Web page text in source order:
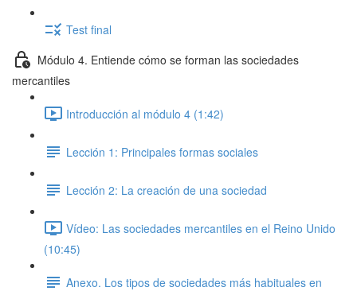
Test final
Módulo 4. Entiende cómo se forman las sociedades
mercantiles
Introducción al módulo 4 (1:42)
Lección 1: Principales formas sociales
Lección 2: La creación de una sociedad
Vídeo: Las sociedades mercantiles en el Reino Unido
(10:45)
Anexo. Los tipos de sociedades más habituales en